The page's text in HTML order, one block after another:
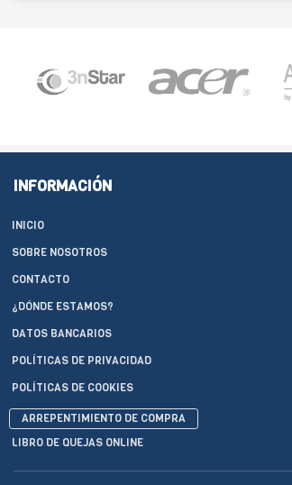
INFORMACIÓN
INICIO
SOBRE NOSOTROS
CONTACTO
¿DÓNDE ESTAMOS?
DATOS BANCARIOS
POLÍTICAS DE PRIVACIDAD
POLÍTICAS DE COOKIES
ARREPENTIMIENTO DE COMPRA
LIBRO DE QUEJAS ONLINE